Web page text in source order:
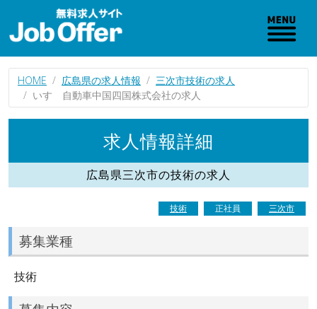
HOME 広島県の求人情報
三次市技術の求人
いすゞ自動車中国四国株式会社の求人
求人情報詳細
広島県三次市の技術の求人
技術 正社員 三次市
募集業種
技術